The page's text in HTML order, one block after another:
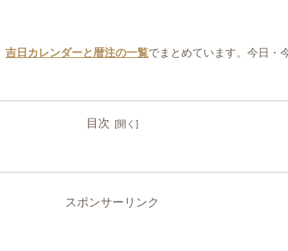
吉日カレンダーと暦注の一覧でまとめています。今日・
目次
スポンサーリンク